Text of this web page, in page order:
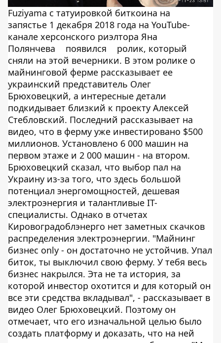
Fuziyama с татуировкой биткоина на
запястье 1 декабря 2018 года на YouTube-
канале херсонского риэлтора Яна
Полянчева
появился
ролик, который
сняли на этой вечерники. В этом ролике о
майнинговой ферме рассказывает ее
украинский представитель Олег
Брюховецкий, а интересные детали
подкидывает близкий к проекту Алексей
Стебловский. Последний рассказывает на
видео, что в ферму уже инвестировано $500
миллионов. Установлено 6 000 машин на
первом этаже и 2 000 машин - на втором.
Брюховецкий сказал, что выбор пал на
Украину из-за того, что здесь большой
потенциал энергомощностей, дешевая
электроэнергия и талантливые IT-
специалисты. Однако в отчетах
Кировоградоблэнерго нет заметных скачков
распределения электроэнергии. "Майнинг
бизнес only - он достаточно не устойчив. Упал
биток, ты выключил свою ферму. У тебя весь
бизнес накрылся. Эта не та история, за
которой инвестор охотится и для который он
все эти средства вкладывал", - рассказывает в
видео Олег Брюховецкий. Поэтому он
отмечает, что его изначальной целью было
создать платформу и доказать, что на ней